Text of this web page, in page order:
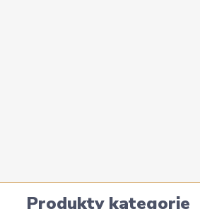
Produkty kategorie